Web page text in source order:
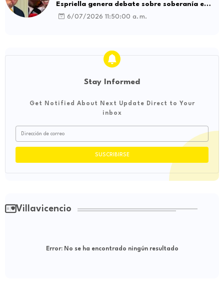
Espriella genera debate sobre soberanía e
influencia internacional
6/07/2026 11:50:00 a. m.
Stay Informed
Get Notified About Next Update Direct to Your
inbox
Villavicencio
Error:No se ha encontrado ningún resultado